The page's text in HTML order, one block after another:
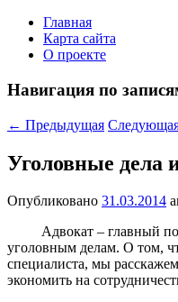
Главная
Карта сайта
О проекте
Навигация по
← Предыдущая
Уголовные дела
Опубликовано 31.03.2014
Адвокат – главный
уголовным делам. О том,
специалиста, мы
экономить на